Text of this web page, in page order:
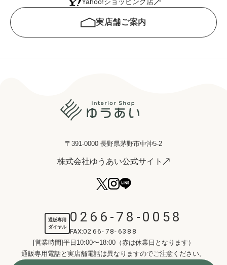
実店舗ご案内
〒391-0000 長野県茅野市中沖5-2
株式会社ゆうあい公式サイト
通販専用
ダイヤル
0266-78-0058
FAX:0266-78-6388
[営業時間]平日10:00〜18:00（赤は休業日となります）
通販専用電話と実店舗電話は異なりますのでご注意ください。